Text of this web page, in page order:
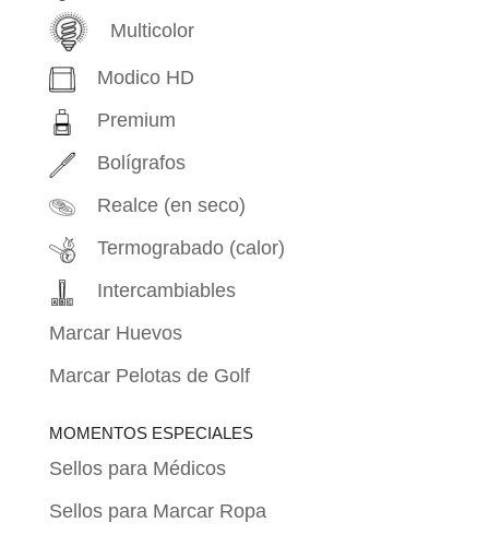
Multicolor
Modico HD
Premium
Bolígrafos
Realce (en seco)
Termograbado (calor)
Intercambiables
Marcar Huevos
Marcar Pelotas de Golf
MOMENTOS ESPECIALES
Sellos para Médicos
Sellos para Marcar Ropa